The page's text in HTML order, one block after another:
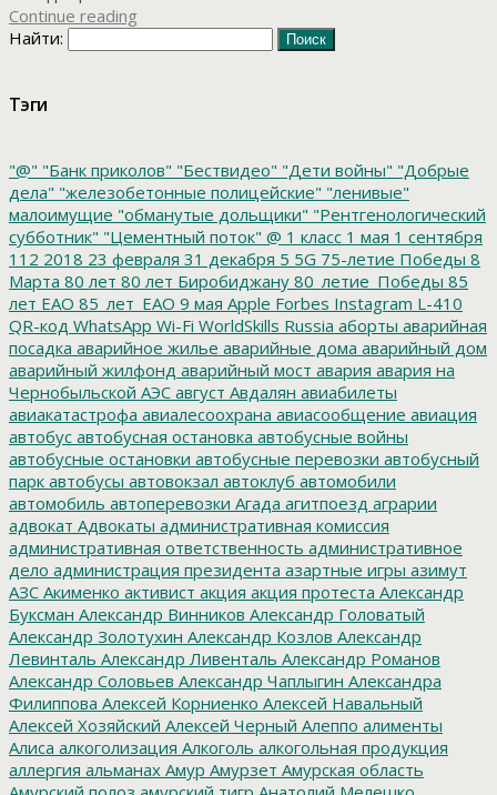
Continue reading
Найти:
Тэги
"@" "Банк приколов" "Бествидео" "Дети войны" "Добрые
дела" "железобетонные полицейские" "ленивые"
малоимущие "обманутые дольщики" "Рентгенологический
субботник" "Цементный поток" @ 1 класс 1 мая 1 сентября
112 2018 23 февраля 31 декабря 5 5G 75-летие Победы 8
Марта 80 лет 80 лет Биробиджану 80_летие_Победы 85
лет ЕАО 85_лет_ЕАО 9 мая Apple Forbes Instagram L-410
QR-код WhatsApp Wi-Fi WorldSkills Russia аборты аварийная
посадка аварийное жилье аварийные дома аварийный дом
аварийный жилфонд аварийный мост авария авария на
Чернобыльской АЭС август Авдалян авиабилеты
авиакатастрофа авиалесоохрана авиасообщение авиация
автобус автобусная остановка автобусные войны
автобусные остановки автобусные перевозки автобусный
парк автобусы автовокзал автоклуб автомобили
автомобиль автоперевозки Агада агитпоезд аграрии
адвокат Адвокаты административная комиссия
административная ответственность административное
дело администрация президента азартные игры азимут
АЗС Акименко активист акция акция протеста Александр
Буксман Александр Винников Александр Головатый
Александр Золотухин Александр Козлов Александр
Левинталь Александр Ливенталь Александр Романов
Александр Соловьев Александр Чаплыгин Александра
Филиппова Алексей Корниенко Алексей Навальный
Алексей Хозяйский Алексей Черный Алеппо алименты
Алиса алкоголизация Алкоголь алкогольная продукция
аллергия альманах Амур Амурзет Амурская область